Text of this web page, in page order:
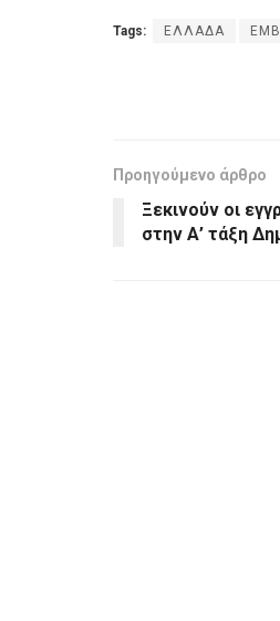
Tags: ΕΛΛΑΔΑ
Προηγούμενο άρθρο
Ξεκινούν οι
στην Α’ τάξη